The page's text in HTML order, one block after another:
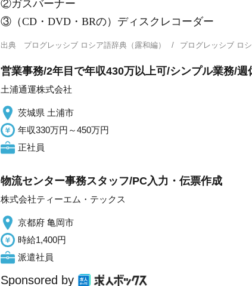
②ガスバーナー
③（CD・DVD・BRの）ディスクレコーダー
出典 プログレッシブ ロシア語辞典（露和編） プログレッシブ ロ
営業事務/2年目で年収430万以上可/シンプル業務/週
土浦通運株式会社
茨城県 土浦市
年収330万円～450万円
正社員
物流センター事務スタッフ/PC入力・伝票作成
株式会社ティーエム・テックス
京都府 亀岡市
時給1,400円
派遣社員
Sponsored by